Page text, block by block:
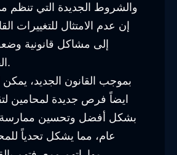
والشروط الجديدة التي تنظم
إن عدم الامتثال للتغييرات
إلى مشاكل قانونية
القانوني للعملاء.
بموجب القانون الجديد،
ايضاً فرص جديدة لمحامين
بشكل أفضل وتحسين ممارسة
عام، مما يشكل تحدياً